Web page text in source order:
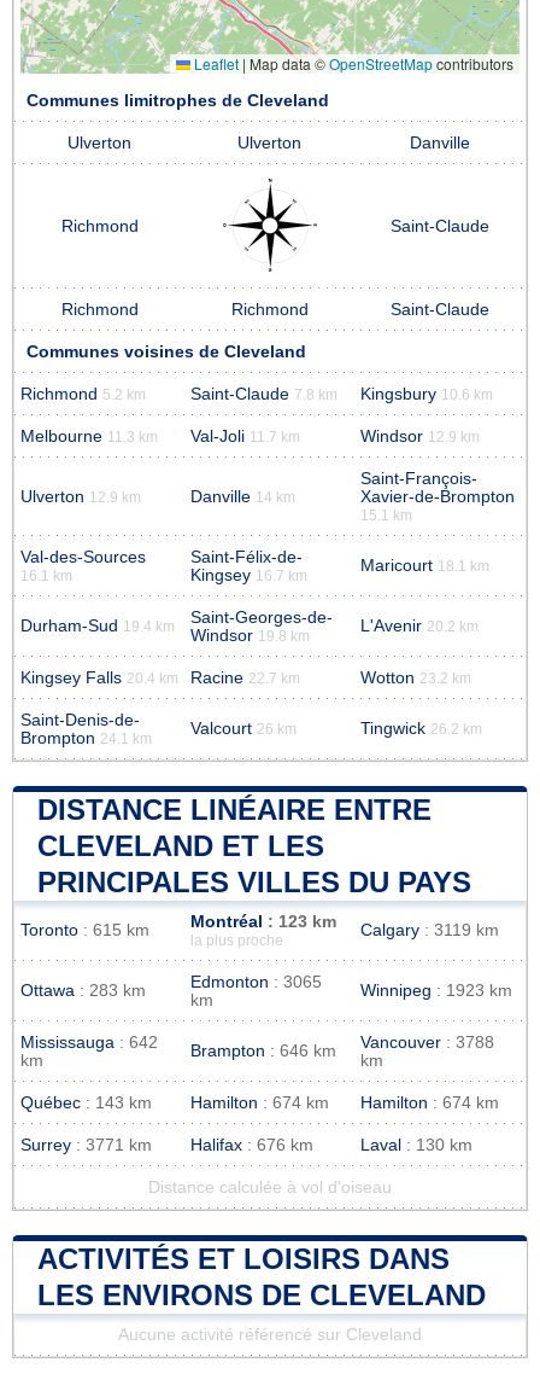
Leaflet | Map data ©OpenStreetMapcontributors
Communes limitrophes de Cleveland
Ulverton Ulverton Danville
Richmond Saint-Claude
Richmond Richmond Saint-Claude
Communes voisines de Cleveland
Richmond 5.2 km Saint-Claude 7.8 km Kingsbury 10.6 km
Melbourne 11.3 km Val-Joli 11.7 km Windsor 12.9 km
Ulverton 12.9 km Danville 14 km
Saint-François-
Xavier-de-Brompton
15.1 km
Val-des-Sources
16.1 km
Saint-Félix-de-
Kingsey 16.7 km
Maricourt 18.1 km
Durham-Sud 19.4 km
Saint-Georges-de-
Windsor 19.8 km
L'Avenir 20.2 km
Kingsey Falls 20.4 km Racine 22.7 km Wotton 23.2 km
Saint-Denis-de-
Brompton 24.1 km
Valcourt 26 km Tingwick 26.2 km
DISTANCE LINÉAIRE ENTRE
CLEVELAND ET LES
PRINCIPALES VILLES DU PAYS
Toronto : 615 km Montréal : 123 km
la plus proche
Calgary : 3119 km
Ottawa : 283 km Edmonton : 3065
km
Winnipeg : 1923 km
Mississauga : 642
km
Brampton : 646 km Vancouver : 3788
km
Québec : 143 km Hamilton : 674 km Hamilton : 674 km
Surrey : 3771 km Halifax : 676 km Laval : 130 km
Distance calculée à vol d'oiseau
ACTIVITÉS ET LOISIRS DANS
LES ENVIRONS DE CLEVELAND
Aucune activité référencé sur Cleveland